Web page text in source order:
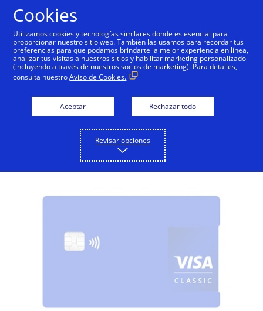
Visa Crédito Visa Débito Visa Prepaga
Tarjetas Visa Débito en
Chile
Conoce todas las tarjetas de débito Visa
disponibles para tí.
Cookies
Utilizamos cookies y tecnologías similares donde es esencial para
proporcionar nuestro sitio web. También las usamos para recordar tus
preferencias para que podamos brindarte la mejor experiencia en línea,
analizar tus visitas a nuestros sitios y habilitar marketing personalizado
(incluyendo a través de nuestros socios de marketing). Para detalles,
consulta nuestroAviso de Cookies.
Aceptar Rechazar todo
Revisar opciones